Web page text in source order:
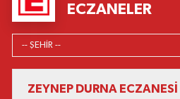
ECZANELER
ZEYNEP DURNA ECZANESİ